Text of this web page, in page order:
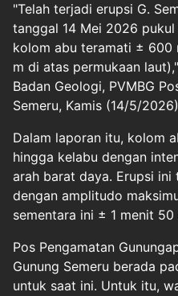
"Telah terjadi erupsi G.
tanggal 14 Mei 2026
kolom abu teramati ± 600
m di atas permukaan
Badan Geologi, PVMBG
Semeru, Kamis (14/5/
Dalam laporan itu, kolom
hingga kelabu dengan
arah barat daya. Erupsi
dengan amplitudo
sementara ini ± 1 menit 50
Pos Pengamatan
Gunung Semeru berada
untuk saat ini. Untuk itu,